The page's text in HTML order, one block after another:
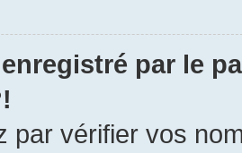
par le
par vérifier vos